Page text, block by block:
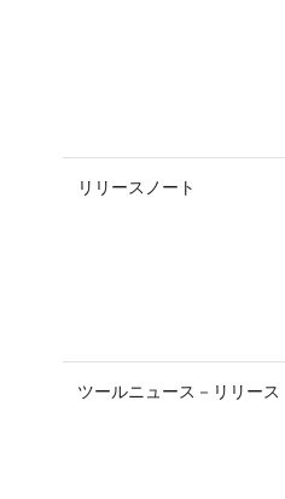
リリースノート
ツールニュース－リリース